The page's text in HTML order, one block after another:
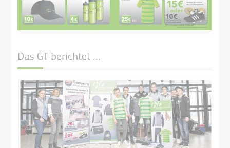
Das GT berichtet ...